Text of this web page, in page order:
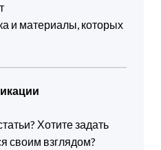
и материалы, которых
Хотите задать
своим взглядом?